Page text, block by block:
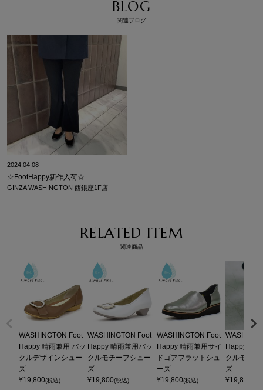
BLOG
関連ブログ
2024.04.08
☆FootHappy新作入荷☆
GINZA WASHINGTON 西銀座1F店
RELATED ITEM
関連商品
WASHINGTON Foot
Happy 晴雨兼用 バッ
クルデザインシュー
ズ
¥19,800(税込)
WASHINGTON Foot
Happy 晴雨兼用バッ
クルモチーフシュー
ズ
¥19,800(税込)
WASHINGTON Foot
Happy 晴雨兼用サイ
ドゴアフラットシュ
ーズ
¥19,800(税込)
Happy 晴
クルモチー
ズ
¥19,800